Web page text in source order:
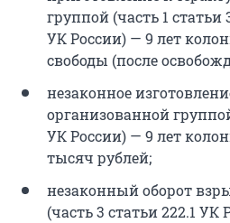
группой (часть 1 статьи
УК России) — 9 лет
свободы (после
незаконное
организованной
УК России) — 9 лет
тысяч рублей;
незаконный оборот
(часть 3 статьи 222.1 УК